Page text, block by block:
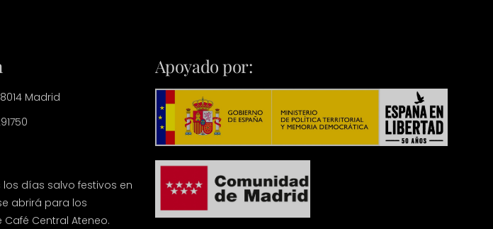
Madrid
días salvo festivos en
abrirá para los
Central Ateneo.
Apoyado por: